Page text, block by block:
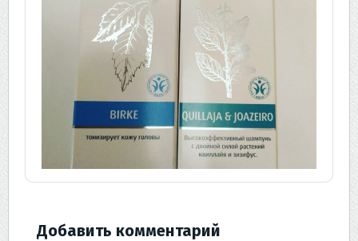
Добавить комментарий